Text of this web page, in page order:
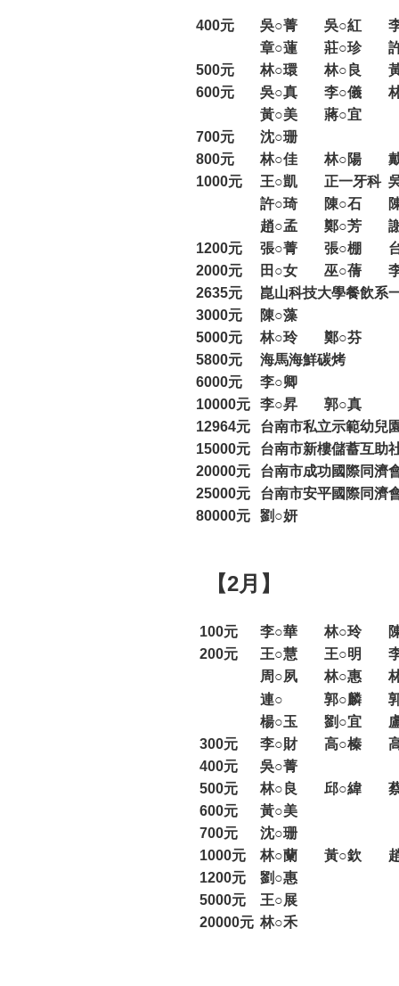
400元 吳○菁 吳○紅
章○蓮
莊○珍
500元
林○環 林○良
600元
吳○真 李○儀
黃○美
蔣○宜
700元
沈○珊
800元
林○佳 林○陽
1000元
王○凱 正一牙科
許○琦
陳○石
趙○孟
鄭○芳
1200元
張○菁 張○棚
2000元
田○女 巫○蒨
2635元
崑山科技大學餐飲系
3000元
陳○藻
5000元
林○玲
鄭○芬
5800元
海馬海鮮碳烤
6000元
李○卿
10000元
李○昇
郭○真
12964元
台南市私立示範幼兒
15000元
台南市新樓儲蓄互助
20000元
台南市成功國際同濟
25000元
台南市安平國際同濟
80000元
劉○妍
【2月】
100元 李○華 林○玲
200元
王○慧 王○明
周○夙
林○惠
連○
郭○麟
楊○玉
劉○宜
300元
李○財 高○榛
400元
吳○菁
500元
林○良 邱○緯
600元
黃○美
700元
沈○珊
1000元
林○蘭 黃○欽
1200元
劉○惠
5000元
王○展
20000元 林○禾